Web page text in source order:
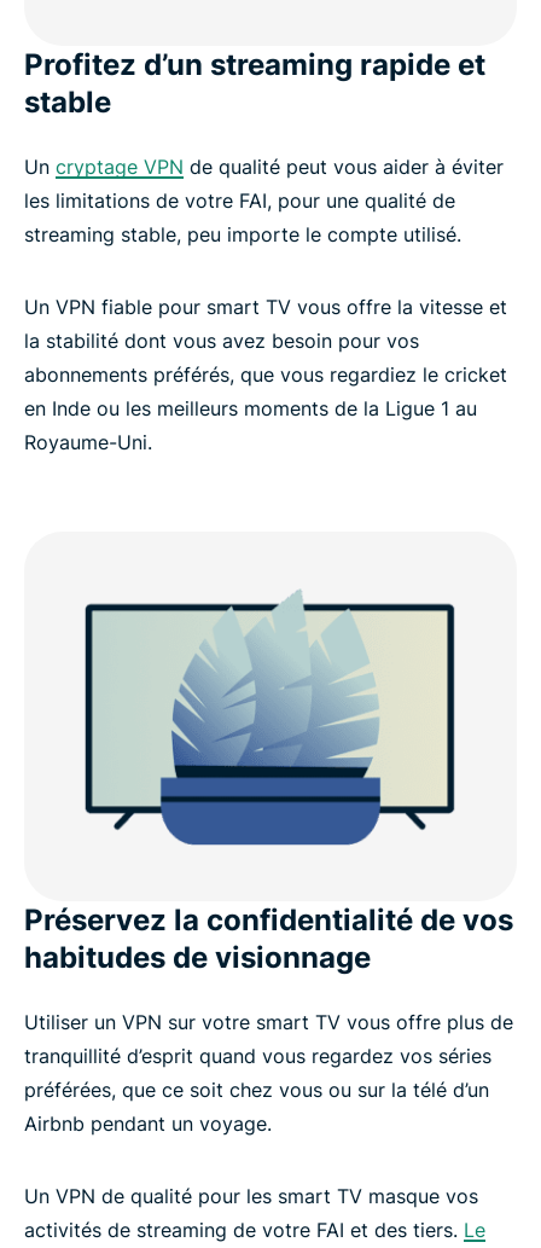
Profitez d’un streaming rapide et
stable
Un cryptage VPN de qualité peut vous aider à éviter
les limitations de votre FAI, pour une qualité de
streaming stable, peu importe le compte utilisé.
Un VPN fiable pour smart TV vous offre la vitesse et
la stabilité dont vous avez besoin pour vos
abonnements préférés, que vous regardiez le cricket
en Inde ou les meilleurs moments de la Ligue 1 au
Royaume-Uni.
Préservez la confidentialité de vos
habitudes de visionnage
Utiliser un VPN sur votre smart TV vous offre plus de
tranquillité d’esprit quand vous regardez vos séries
préférées, que ce soit chez vous ou sur la télé d’un
Airbnb pendant un voyage.
Un VPN de qualité pour les smart TV masque vos
activités de streaming de votre FAI et des tiers. Le